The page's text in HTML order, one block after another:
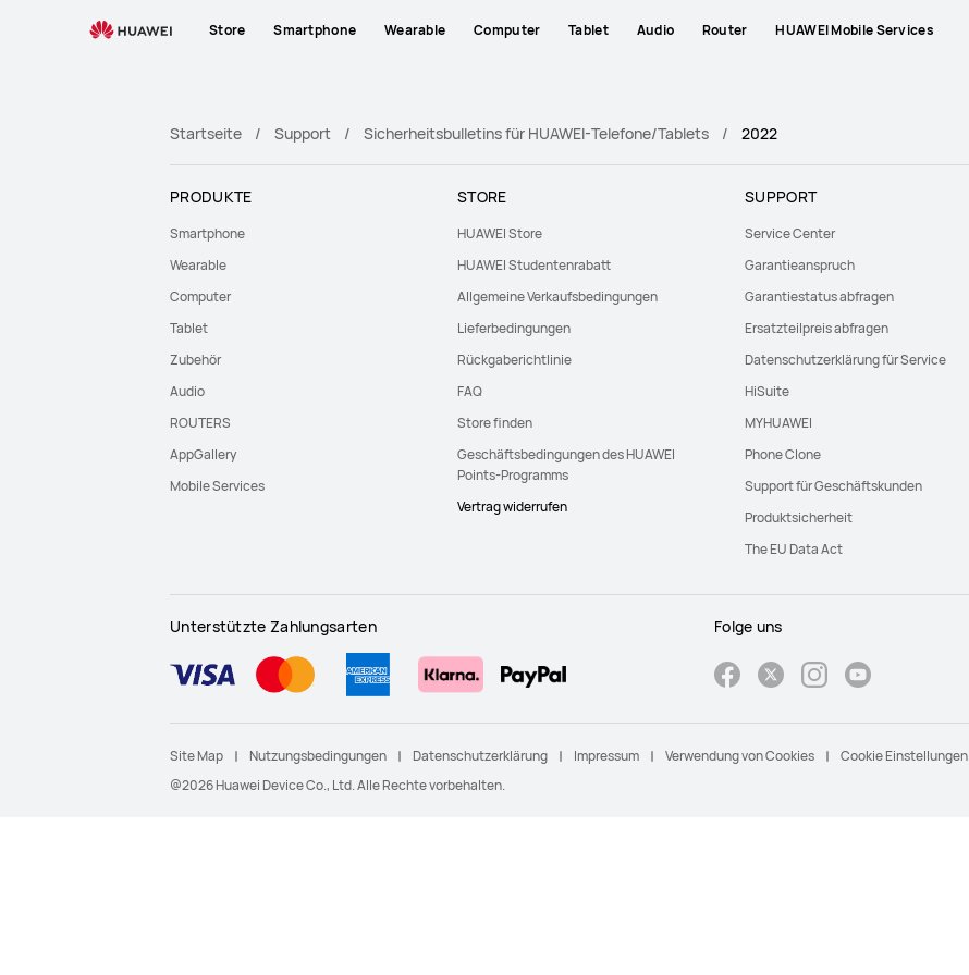
Store Smartphone Wearable Computer Tablet Audio Router HUAWEI Mobile Services
Startseite Support Sicherheitsbulletins für HUAWEI-Telefone/Tablets 2022
PRODUKTE
Smartphone
Wearable
Computer
Tablet
Zubehör
Audio
ROUTERS
AppGallery
Mobile Services
STORE
HUAWEI Store
HUAWEI Studentenrabatt
Allgemeine Verkaufsbedingungen
Lieferbedingungen
Rückgaberichtlinie
FAQ
Store finden
Geschäftsbedingungen des HUAWEI
Points-Programms
Vertrag widerrufen
SUPPORT
Service Center
Garantieanspruch
Garantiestatus abfragen
Ersatzteilpreis abfragen
Datenschutzerklärung für Service
HiSuite
MYHUAWEI
Phone Clone
Support für Geschäftskunden
Produktsicherheit
The EU Data Act
Unterstützte Zahlungsarten Folge uns
@2026 Huawei Device Co., Ltd. Alle Rechte vorbehalten.
Site Map Nutzungsbedingungen Datenschutzerklärung Impressum Verwendung von Cookies Cookie Einstellungen